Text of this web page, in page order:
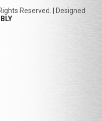
Reserved. | Designed